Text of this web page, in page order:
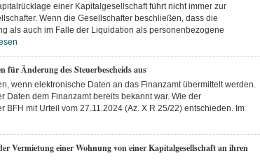
einer Kapitalgesellschaft führt nicht immer zur
Wenn die Gesellschafter beschließen, dass die
als auch im Falle der Liquidation als personenbezogene
Änderung des Steuerbescheids aus
wenn elektronische Daten an das Finanzamt übermittelt werden.
Daten dem Finanzamt bereits bekannt war. Wie der
BFH mit Urteil vom 27.11.2024 (Az. X R 25/22) entschieden. Im
Vermietung einer Wohnung von einer Kapitalgesellschaft an ihren